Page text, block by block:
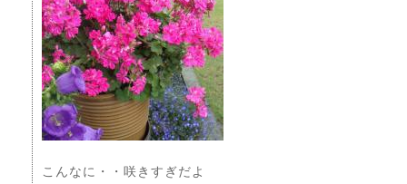
こんなに・・咲きすぎだよ